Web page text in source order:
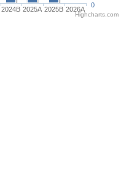
2024B 2025A 2025B 2026A
0
Highcharts.com